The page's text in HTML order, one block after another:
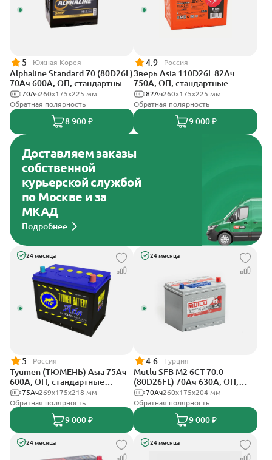
5 Южная Корея
Alphaline Standard 70 (80D26L)
70Ач 600А, ОП, стандартные
клеммы260х175х225 мм
70Ач
Обратная полярность
8 900 ₽
4.9 Россия
Зверь Asia 110D26L 82Ач
750А, ОП, стандартные
клеммы260x175x225 мм
82Ач
Обратная полярность
9 000 ₽
Доставляем заказы
собственной
курьерской службой
по Москве и за
МКАД
Подробнее
24 месяца
5 Россия
Tyumen (ТЮМЕНЬ) Asia 75Ач
600А, ОП, стандартные
клеммы269х175х218 мм
75Ач
Обратная полярность
9 000 ₽
24 месяца
4.6 Турция
Mutlu SFB M2 6СТ-70.0
(80D26FL) 70Ач 630А, ОП,
стандартные клеммы
260х175х204 мм
70Ач
Обратная полярность
9 000 ₽
24 месяца 24 месяца